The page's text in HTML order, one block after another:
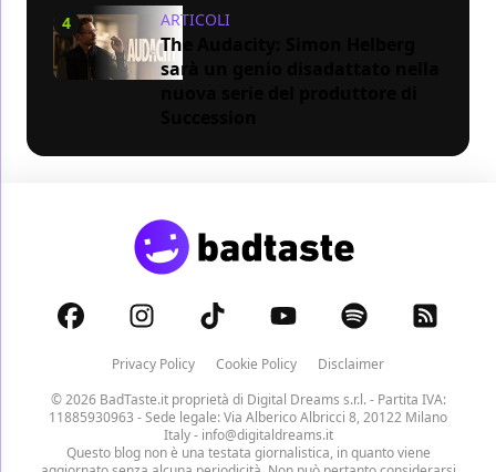
4 ARTICOLI
The Audacity: Simon Helberg
sarà un genio disadattato nella
Privacy Policy Cookie Policy
Disclaimer
© 2026 BadTaste.it proprietà di Digital Dreams s.r.l.- Partita IVA:
11885930963 - Sede legale: Via Alberico Albricci 8, 20122 Milano
Italy - info@digitaldreams.it
Questo blog non è una testata giornalistica, in quanto viene